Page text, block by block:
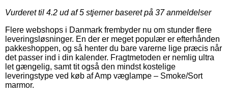
Vurderet til 4.2 ud af 5 stjerner baseret på 37anmeldelser
Flere webshops i Danmark frembyder nu om stunder flere
leveringsløsninger. En der er meget populær er efterhånden
pakkeshoppen, og så henter du bare varerne lige præcis når
det passer ind i din kalender. Fragtmetoden er nemlig ultra
let gængelig, samt tit også den mindst kostelige
leveringstype ved køb af Amp væglampe – Smoke/Sort
marmor.